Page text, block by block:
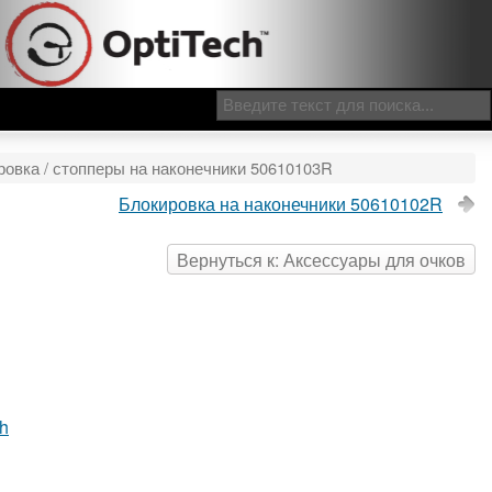
/ стопперы на наконечники 50610103R
Блокировка на наконечники 50610102R
Вернуться к: Аксессуары для очков